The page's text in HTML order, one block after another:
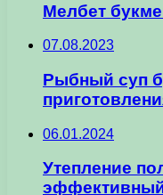
Мелбет
07.08.2023
Рыбный суп
06.01.2024
Утепление